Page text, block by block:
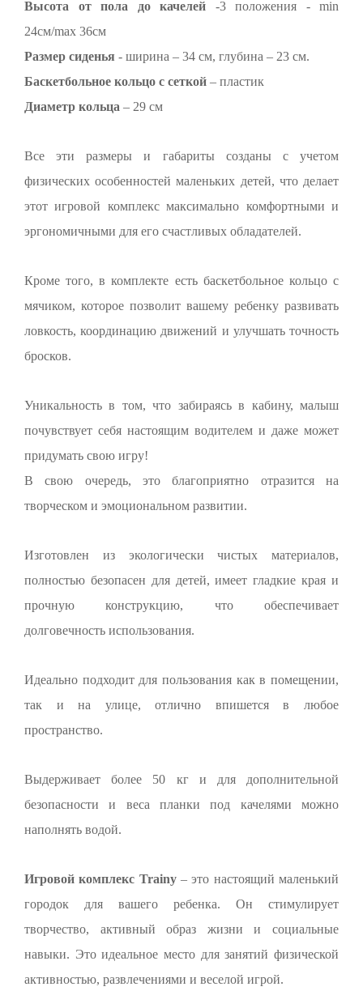
Высота от пола до качелей -3 положения - min
24см/max 36см
Размер сиденья - ширина – 34 см, глубина – 23 см.
Баскетбольное кольцо с сеткой – пластик
Диаметр кольца – 29 см
Все эти размеры и габариты созданы с учетом
физических особенностей маленьких детей, что делает
этот игровой комплекс максимально комфортными и
эргономичными для его счастливых обладателей.
Кроме того, в комплекте есть баскетбольное кольцо с
мячиком, которое позволит вашему ребенку развивать
ловкость, координацию движений и улучшать точность
бросков.
Уникальность в том, что забираясь в кабину, малыш
почувствует себя настоящим водителем и даже может
придумать свою игру!
В свою очередь, это благоприятно отразится на
творческом и эмоциональном развитии.
Изготовлен из экологически чистых материалов,
полностью безопасен для детей, имеет гладкие края и
прочную конструкцию, что обеспечивает
долговечность использования.
Идеально подходит для пользования как в помещении,
так и на улице, отлично впишется в любое
пространство.
Выдерживает более 50 кг и для дополнительной
безопасности и веса планки под качелями можно
наполнять водой.
Игровой комплекс Trainy– это настоящий маленький
городок для вашего ребенка. Он стимулирует
творчество, активный образ жизни и социальные
навыки. Это идеальное место для занятий физической
активностью, развлечениями и веселой игрой.